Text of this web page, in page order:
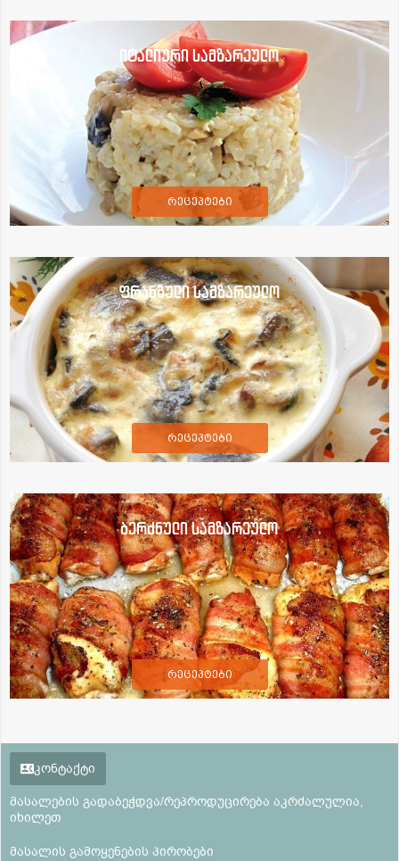
იტალიური სამზარეულო
რეცეპტები
ფრანგული სამზარეულო
რეცეპტები
ბერძნული სამზარეულო
რეცეპტები
კონტაქტი
მასალების გადაბეჭდვა/რეპროდუცირება აკრძალულია,
იხილეთ
მასალის გამოყენების პირობები